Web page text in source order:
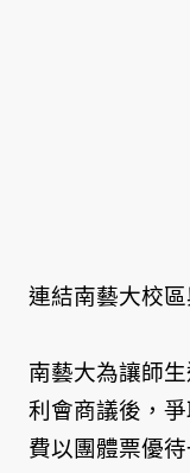
連結南藝大校
南藝大為讓師
利會商議後，
費以團體票優